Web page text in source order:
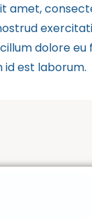
amet,
dolore
est laborum.